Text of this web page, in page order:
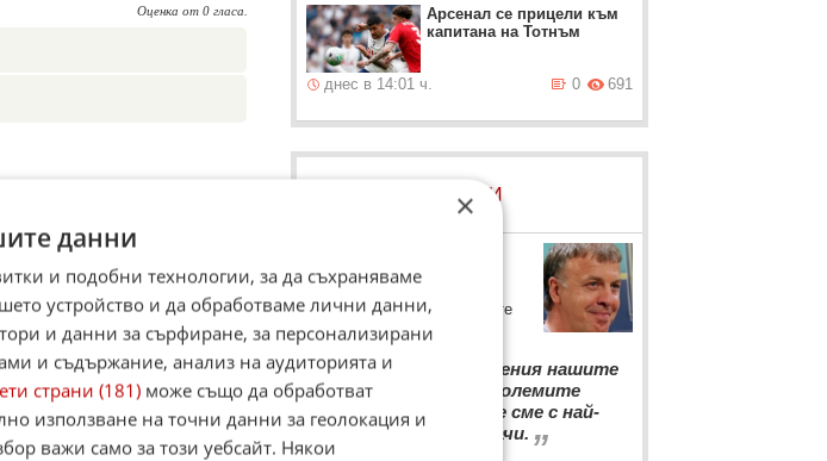
Оценка от 0гласа.
Арсенал се прицели към
капитана на Тотнъм
днес в 14:01 ч. 691
0
ЛОВЦИ НА БИСЕРИ
Наско Сираков коментира
състоянието на българските
фубтолисти
“ Във всички отношения нашите
футболисти са най-големите
мишоци в Европа. Ние сме с най-
слаботелесните играчи. „
×
данни
и подобни технологии, за да съхраняваме
устройство и да обработваме лични данни,
и данни за сърфиране, за персонализирани
и съдържание, анализ на аудиторията и
страни (181) може също да обработват
използване на точни данни за геолокация и
важи само за този уебсайт. Някои